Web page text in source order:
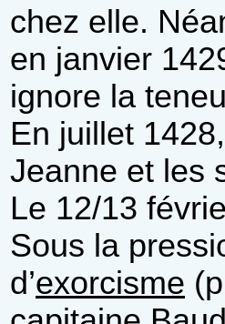
chez elle.
en janvier
ignore la
En juillet
Jeanne et les
Le 12/13
Sous la
d’exorcisme